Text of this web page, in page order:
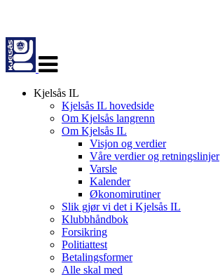
navigasjon
Kjelsås IL
Kjelsås IL hovedside
Om Kjelsås langrenn
Om Kjelsås IL
Visjon og verdier
Våre verdier og retningslinjer
Varsle
Kalender
Økonomirutiner
Slik gjør vi det i Kjelsås IL
Klubbhåndbok
Forsikring
Politiattest
Betalingsformer
Alle skal med